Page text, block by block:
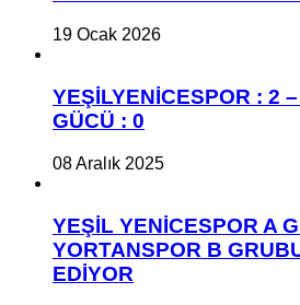
19 Ocak 2026
YEŞİLYENİCESPOR : 2
GÜCÜ : 0
08 Aralık 2025
YEŞİL YENİCESPOR A
YORTANSPOR B
EDİYOR